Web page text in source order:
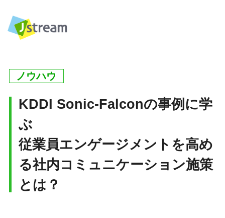
ノウハウ
KDDI Sonic-Falconの事例に学
ぶ
従業員エンゲージメントを高め
る社内コミュニケーション施策
とは？